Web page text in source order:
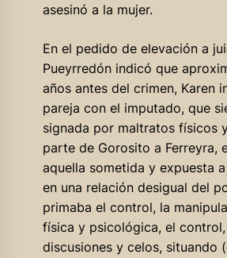
asesinó a la mujer.
En el pedido de elevación a
Pueyrredón indicó que
años antes del crimen, Karen
pareja con el imputado, que
signada por maltratos físicos
parte de Gorosito a Ferreyra,
aquella sometida y expuesta
en una relación desigual del
primaba el control, la
física y psicológica, el
discusiones y celos, situando